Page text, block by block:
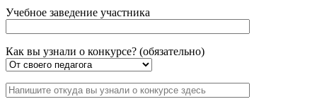
Учебное заведение участника
Как вы узнали о конкурсе? (обязательно)